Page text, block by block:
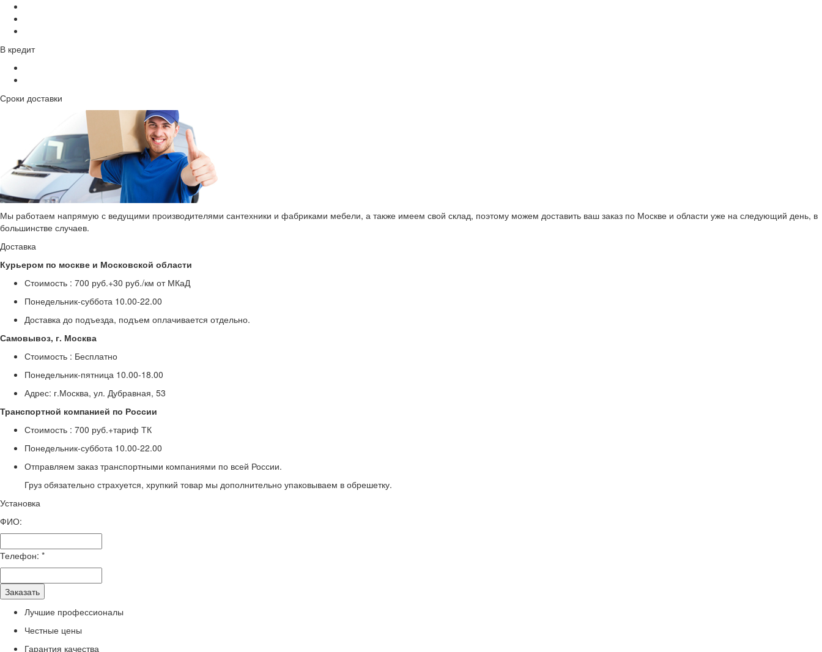
В кредит
Сроки доставки
Мы работаем напрямую с ведущими производителями сантехники и фабриками мебели, а также имеем свой склад, поэтому можем доставить ваш заказ по Москве и области уже на следующий день, в
большинстве случаев.
Доставка
Курьером по москве и Московской области
Стоимость : 700 руб.+30 руб./км от МКаД
Понедельник-суббота 10.00-22.00
Доставка до подъезда, подъем оплачивается отдельно.
Самовывоз, г. Москва
Стоимость : Бесплатно
Понедельник-пятница 10.00-18.00
Адрес: г.Москва, ул. Дубравная, 53
Транспортной компанией по России
Стоимость : 700 руб.+тариф ТК
Понедельник-суббота 10.00-22.00
Отправляем заказ транспортными компаниями по всей России.
Груз обязательно страхуется, хрупкий товар мы дополнительно упаковываем в обрешетку.
Установка
ФИО:
Телефон: *
Заказать
Лучшие профессионалы
Честные цены
Гарантия качества